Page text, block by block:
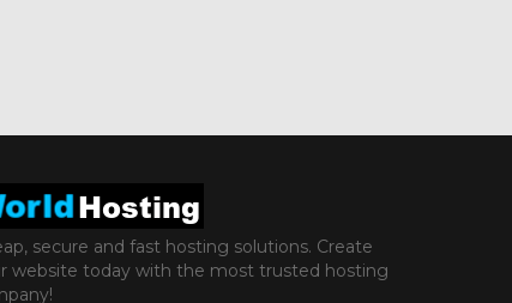
secure and fast hosting solutions. Create
website today with the most trusted hosting